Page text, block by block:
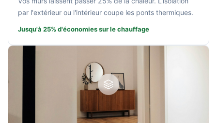
par l'extérieur ou l'intérieur coupe les ponts thermiques.
Jusqu'à 25% d'économies sur le chauffage